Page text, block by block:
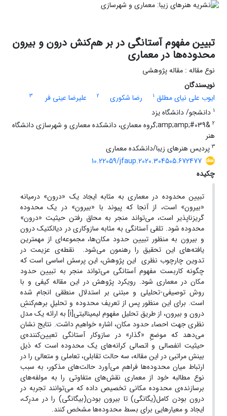
تبیین مفهوم آستانگی در بر هم‌کنش درون و بیرون
محدوده‌ها در معماری
نوع مقاله : مقاله پژوهشی
نویسندگان
ایوب علی نیای مطلق 1 رضا شکوری 2 علیرضا عینی فر
3
1 دانشجو/ دانشگاه یزد
2
&amp;amp;#039;گروه معماری، دانشکده معماری و شهرسازی دانشگاه
هنر
3 پردیس هنرهای زیبا/دانشکده معماری
10.22059/jfaup.2020.304505.672477
چکیده
تبیین محدوده در معماری به مثابه ایجاد یک «درون» درمیانه
«بیرون» است، از آنجا که پیوند با «بیرون» در یک محدوده
گریزناپذیر است، می‌تواند منجر به محاق رفتن حیثیت «درون»
محدوده شود. تلقی آستانگی به مثابه سازوکاری در دیالکتیک درون
و بیرون به منظور تبیین حدود مکان‌ها، مجموعه‌ای از مهمترین
یافته‌های این تحقیق را رهنمون می‌شود. نقطه‌ی عزیمت در
تدوین چارچوب نظری این پژوهش، این پرسش اساسی است که
چگونه کاربست مفهوم آستانگی می‌تواند منجر به تبیین حدود
مکان در معماری شود. رویکرد پژوهش در این مقاله کیفی و با
روش توصیفی-تحلیلی و مبتنی بر استدلال منطقی انجام شده
است. برای این منظور پس از تعریف محدوده و تحلیلِ برهم‌کنشِ
درون و بیرون، از طریق تحلیل مفهوم لیمینالیتی[i] به ارائه یک مدل
نظری جهت احصاء حدود مکان،‌ اشاره خواهیم داشت. نتایج نشان
می‌دهد که موضعِ «گذار» در سازوکار آستانگی تعیین‌کننده‌ی
حیثیت انفصالی و اتصالی کرانه‌های یک محدوده است که ذیل
بینش مراتبی در این مقاله، سه حالت تقابلی، تعاملی و متعالی را در
ارتباط میان محدوده‌ها فراهم می‌آورد حالت‌های مذکور، به سبب
نوع مطالبه خود از معماری نقش‌های متفاوتی را به مولفه‌های
برسازنده‌ی محدوده مکانی تخصیص داده که می‌توانند تجربه در
درون بودن کامل(یگانگی) تا بیرون بودن(بیگانگی) را در مدرِک،
ایجاد و معیارهایی برای بسط محدوده‌ها مشخص کنند.